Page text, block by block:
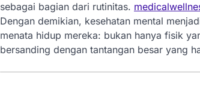
sebagai bagian dari rutinitas.
Dengan demikian, kesehatan mental
menata hidup mereka: bukan hanya fisik
bersanding dengan tantangan besar yang